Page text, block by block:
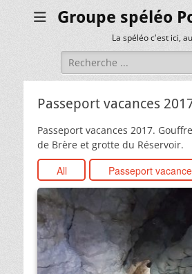
Groupe spéléo
La spéléo c'est ici,
Rechercher :
Passeport vacances
Passeport vacances 2017.
de Brère et grotte du Réservoir.
All Passeport